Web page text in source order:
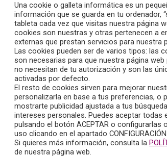
Una cookie o galleta informática es un
información que se guarda en tu ordenador,
tableta cada vez que visitas nuestra página
cookies son nuestras y otras pertenecen a
externas que prestan servicios para nuestra
Las cookies pueden ser de varios tipos: las
son necesarias para que nuestra página web
no necesitan de tu autorización y son las
activadas por defecto.
El resto de cookies sirven para mejorar
personalizarla en base a tus preferencias, o
mostrarte publicidad ajustada a tus
intereses personales. Puedes aceptar todas
pulsando el botón ACEPTAR o configurarlas
uso clicando en el apartado CONFIGURACIÓN
Si quieres más información, consulta la
de nuestra página web.